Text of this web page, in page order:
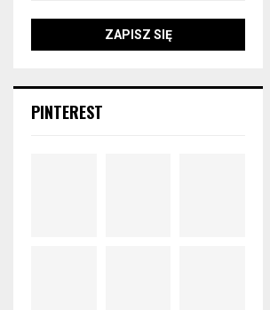
PINTEREST